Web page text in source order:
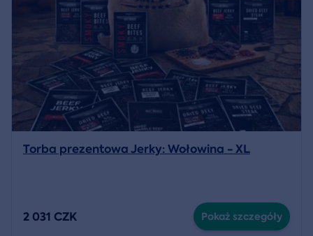
Torba prezentowa Jerky: Wołowina - XL
2 031 CZK Pokaż szczegóły